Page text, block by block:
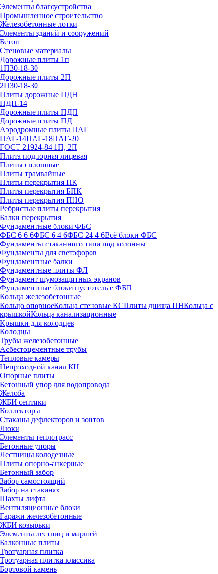
Элементы благоустройства
Промышленное строительство
Железобетонные лотки
Элементы зданий и сооружений
Бетон
Стеновые материалы
Дорожные плиты 1п
1П30-18-30
Дорожные плиты 2П
2П30-18-30
Плиты дорожные ПДН
ПДН-14
Дорожные плиты ПДП
Дорожные плиты ПД
Аэродромные плиты ПАГ
ПАГ-14ПАГ-18ПАГ-20
ГОСТ 21924-84 1П, 2П
Плита подпорная лицевая
Плиты сплошные
Плиты трамвайные
Плиты перекрытия ПК
Плиты перекрытия БПК
Плиты перекрытия ПНО
Ребристые плиты перекрытия
Балки перекрытия
Фундаментные блоки ФБС
ФБС 6 6 6ФБС 6 4 6ФБС 24 4 6Всё блоки ФБС
Фундаменты стаканного типа под колонны
Фундаменты для светофоров
Фундаментные балки
Фундаментные плиты ФЛ
Фундамент шумозащитных экранов
Фундаментные блоки пустотелые ФБП
Кольца железобетонные
Кольцо опорноеКольца стеновые КСПлиты днища ПНКольца с
крышкойКольца канализационные
Крышки для колодцев
Колодцы
Трубы железобетонные
Асбестоцементные трубы
Тепловые камеры
Непроходной канал КН
Опорные плиты
Бетонный упор для водопровода
Желоба
ЖБИ септики
Коллекторы
Стаканы дефлекторов и зонтов
Люки
Элементы теплотрасс
Бетонные упоры
Лестницы колодезные
Плиты опорно-анкерные
Бетонный забор
Забор самостоящий
Забор на стаканах
Шахты лифта
Вентиляционные блоки
Гаражи железобетонные
ЖБИ козырьки
Элементы лестниц и маршей
Балконные плиты
Тротуарная плитка
Тротуарная плитка классика
Бортовой камень